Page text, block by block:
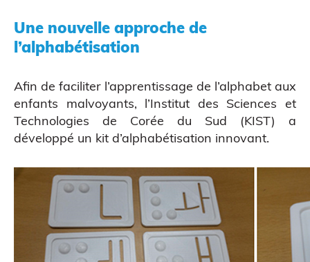
CAO
Une nouvelle approche de
l’alphabétisation
Afin de faciliter l’apprentissage de l’alphabet aux
enfants malvoyants, l’Institut des Sciences et
Technologies de Corée du Sud (KIST) a
développé un kit d’alphabétisation innovant.